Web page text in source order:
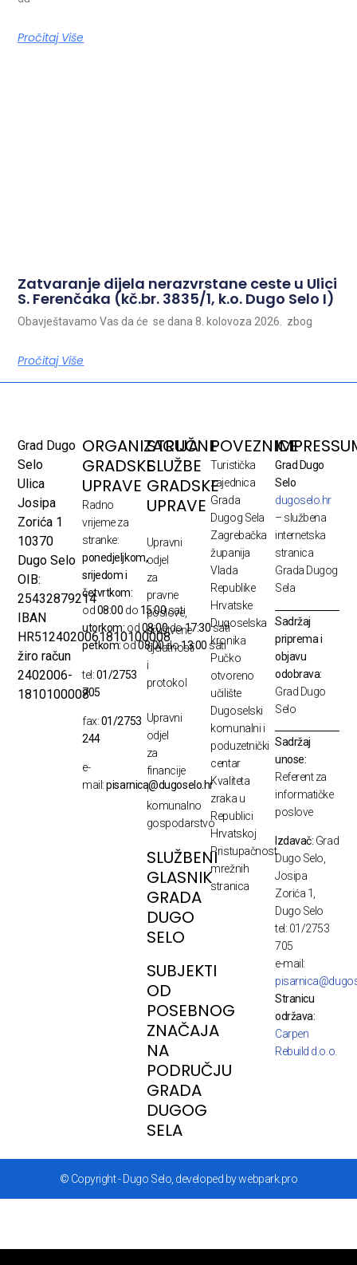
Pročitaj Više
Zatvaranje dijela nerazvrstane ceste u Ulici
S. Ferenčaka (kč.br. 3835/1, k.o. Dugo Selo I)
Obavještavamo Vas da će se dana 8. kolovoza 2026. zbog
Pročitaj Više
Grad Dugo
Selo
Ulica
Josipa
Zorića 1
10370
Dugo Selo
OIB:
25432879214
IBAN
HR5124020061810100008
žiro račun
2402006-
1810100008
ORGANIZACIJA
GRADSKE
UPRAVE
Radno
vrijeme za
stranke:
ponedjeljkom,
srijedom i
četvrtkom:
od08:00 do 15:00sati
utorkom: od08:00do17:30sati
petkom:od08:00do13:00 sati
tel:01/2753
705
fax:01/2753
244
e-
mail:pisarnica@dugoselo.hr
STRUČNE
SLUŽBE
GRADSKE
UPRAVE
Upravni
odjel
za
pravne
poslove,
društvene
djelatnosti
i
protokol
Upravni
odjel
za
financije
i
komunalno
gospodarstvo
SLUŽBENI
GLASNIK
GRADA
DUGO
SELO
SUBJEKTI
OD
POSEBNOG
ZNAČAJA
NA
PODRUČJU
GRADA
DUGOG
SELA
POVEZNICE
Turistička
zajednica
Grada
Dugog Sela
Zagrebačka
županija
Vlada
Republike
Hrvatske
Dugoselska
kronika
Pučko
otvoreno
učilište
Dugoselski
komunalni i
poduzetnički
centar
Kvaliteta
zraka u
Republici
Hrvatskoj
Pristupačnost
mrežnih
stranica
Grad Dugo
Selo
dugoselo.hr
– službena
internetska
stranica
Grada Dugog
Sela
Sadržaj
priprema i
objavu
odobrava:
Grad Dugo
Selo
Sadržaj
unose:
Referent za
informatičke
poslove
Izdavač: Grad
Dugo Selo,
Josipa
Zorića 1,
Dugo Selo
tel: 01/2753
705
e-mail:
Stranicu
održava:
Carpen
Rebuild d.o.o.
© Copyright - Dugo Selo, developed by webpark.pro